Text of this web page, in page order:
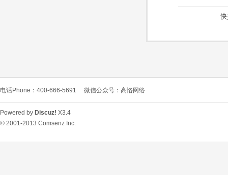
电话Phone：400-666-5691 微信公众号：高恪网络
Powered by Discuz! X3.4
© 2001-2013 Comsenz Inc.